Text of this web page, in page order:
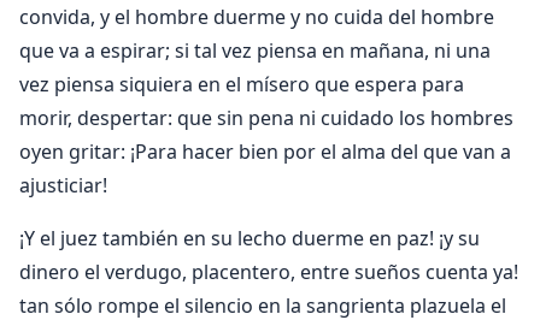
convida, y el hombre duerme y no cuida del hombre
que va a espirar; si tal vez piensa en mañana, ni una
vez piensa siquiera en el mísero que espera para
morir, despertar: que sin pena ni cuidado los hombres
oyen gritar: ¡Para hacer bien por el alma del que van a
ajusticiar!
¡Y el juez también en su lecho duerme en paz! ¡y su
dinero el verdugo, placentero, entre sueños cuenta ya!
tan sólo rompe el silencio en la sangrienta plazuela el